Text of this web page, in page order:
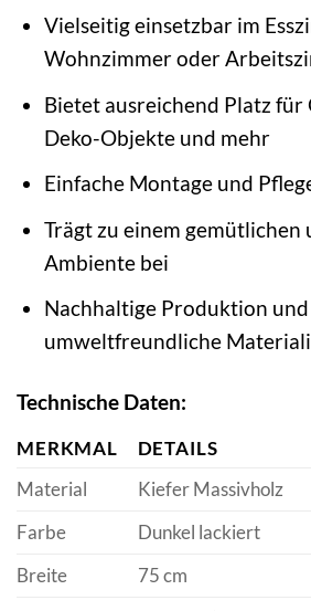
Vielseitig einsetzbar im
Wohnzimmer oder
Bietet ausreichend Platz für
Deko-Objekte und mehr
Einfache Montage und
Trägt zu einem gemütlichen
Ambiente bei
Nachhaltige Produktion und
umweltfreundliche
Technische Daten:
MERKMAL
DETAILS
Material
Kiefer Massivholz
Farbe
Dunkel lackiert
Breite
75 cm